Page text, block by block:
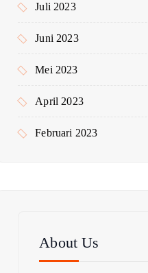
Juli 2023
Juni 2023
Mei 2023
April 2023
Februari 2023
About Us